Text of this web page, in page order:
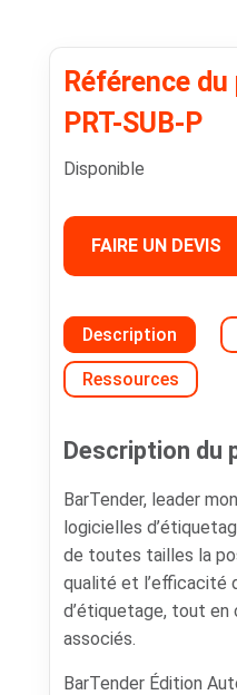
Référence
PRT-SUB-P
Disponible
FAIRE UN DEVIS
Description
Ressources
Description du
BarTender, leader
logicielles
de toutes tailles la
qualité et l’efficacité
d’étiquetage, tout
associés.
BarTender Édition